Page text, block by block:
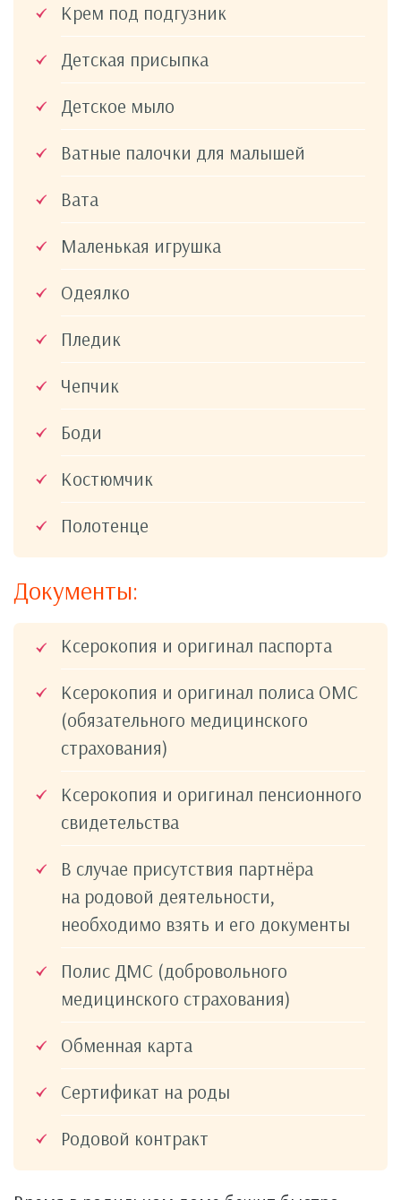
Крем под подгузник
Детская присыпка
Детское мыло
Ватные палочки для малышей
Вата
Маленькая игрушка
Одеялко
Пледик
Чепчик
Боди
Костюмчик
Полотенце
Документы:
Ксерокопия и оригинал паспорта
Ксерокопия и оригинал полиса ОМС
(обязательного медицинского
страхования)
Ксерокопия и оригинал пенсионного
свидетельства
В случае присутствия партнёра
на родовой деятельности,
необходимо взять и его документы
Полис ДМС (добровольного
медицинского страхования)
Обменная карта
Сертификат на роды
Родовой контракт